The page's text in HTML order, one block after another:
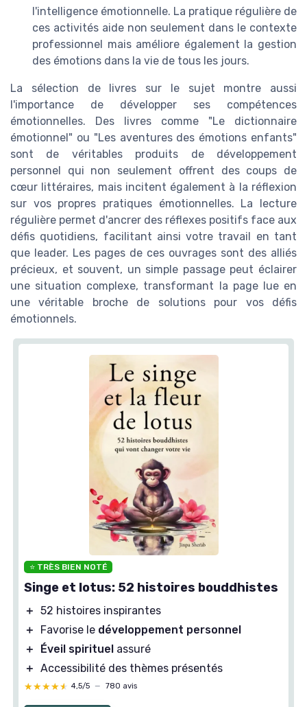
l'intelligence émotionnelle. La pratique régulière de
ces activités aide non seulement dans le contexte
professionnel mais améliore également la gestion
des émotions dans la vie de tous les jours.
La sélection de livres sur le sujet montre aussi
l'importance de développer ses compétences
émotionnelles. Des livres comme "Le dictionnaire
émotionnel" ou "Les aventures des émotions enfants"
sont de véritables produits de développement
personnel qui non seulement offrent des coups de
cœur littéraires, mais incitent également à la réflexion
sur vos propres pratiques émotionnelles. La lecture
régulière permet d'ancrer des réflexes positifs face aux
défis quotidiens, facilitant ainsi votre travail en tant
que leader. Les pages de ces ouvrages sont des alliés
précieux, et souvent, un simple passage peut éclairer
une situation complexe, transformant la page lue en
une véritable broche de solutions pour vos défis
émotionnels.
⭐ TRÈS BIEN NOTÉ
Singe et lotus: 52 histoires bouddhistes
＋ 52 histoires inspirantes
＋
Favorise le développement personnel
＋
Éveil spirituel assuré
＋ Accessibilité des thèmes présentés
★★★★★
★★★★★ 4,5/5 — 780 avis